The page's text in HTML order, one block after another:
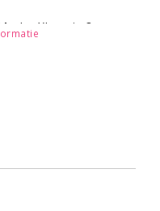
- L - XL en in 3
gaat u naar